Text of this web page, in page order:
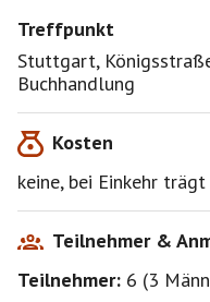
Treffpunkt
Stuttgart,
Buchhandlung
Kosten
keine, bei Einkehr
Teilnehmer &
Teilnehmer: 6 (3